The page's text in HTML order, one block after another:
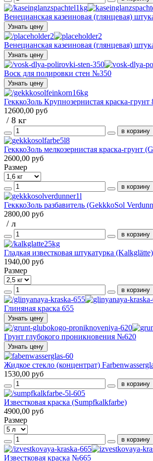
Венецианская казеиновая (глянцевая)
Узнать цену
Венецианская казеиновая (глянцевая)
Узнать цену
Воск для полировки стен №350
Узнать цену
ГекккоЗоль Крупнозернистая краска-грунт
12600,00 руб
/ 8 кг
ГекккоЗоль мелкозернистая краска-грунт
2600,00 руб
Размер
ГекккоЗоль разбавитель (GekkkoSol
2800,00 руб
/ л
Гладкая известковая штукатурка (Kalkglätte)
1940,00 руб
Размер
Глиняная краска 655
Узнать цену
Грунт глубокого проникновения №620
Узнать цену
Жидкое стекло (концентрат)
1530,00 руб
Известковая краска (Sumpfkalkfarbe)
4900,00 руб
Размер
Известковая краска №665